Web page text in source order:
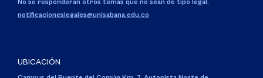
No se responderán otros temas que no sean de tipo legal.
notificacioneslegales@unisabana.edu.co
UBICACIÓN